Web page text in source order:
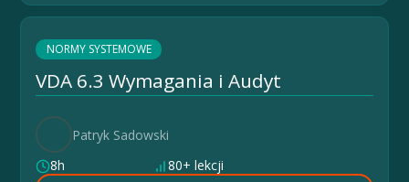
NORMY SYSTEMOWE
VDA 6.3 Wymagania i Audyt
Patryk Sadowski
8h
80+ lekcji